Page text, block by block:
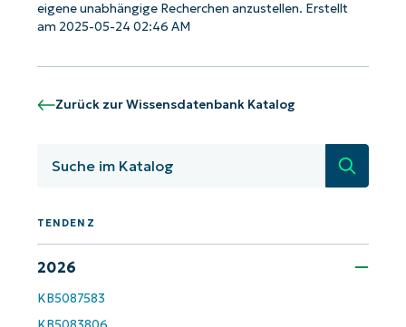
eigene unabhängige Recherchen anzustellen. Erstellt
am 2025-05-24 02:46 AM
Zurück zur Wissensdatenbank Katalog
Suche
TENDENZ
2026
KB5087583
First